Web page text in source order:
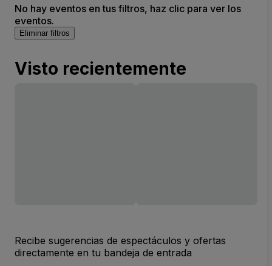
No hay eventos en tus filtros, haz clic para ver los
eventos.
Eliminar filtros
Visto recientemente
Recibe sugerencias de espectáculos y ofertas
directamente en tu bandeja de entrada